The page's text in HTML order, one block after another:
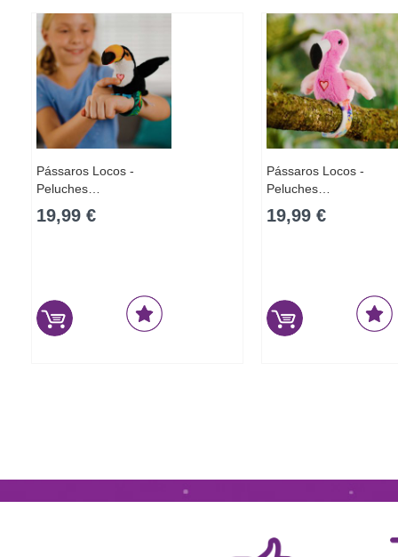
Pássaros Locos -
Peluches…
19,99 €
Pássaros Locos -
Peluches…
19,99 €